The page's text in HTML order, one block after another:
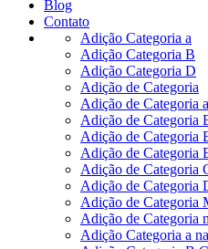
Blog
Contato
Adição Categoria a
Adição Categoria B
Adição Categoria D
Adição de Categoria
Adição de Categoria a
Adição de Categoria
Adição de Categoria
Adição de Categoria
Adição de Categoria
Adição de Categoria
Adição de Categoria
Adição de Categoria
Adição Categoria a